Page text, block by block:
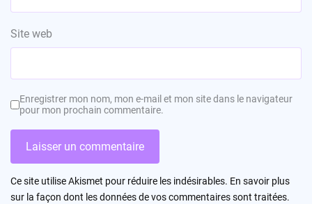
Site web
Enregistrer mon nom, mon e-mail et mon site dans le navigateur
pour mon prochain commentaire.
Ce site utilise Akismet pour réduire les indésirables. En savoir plus
sur la façon dont les données de vos commentaires sont traitées.